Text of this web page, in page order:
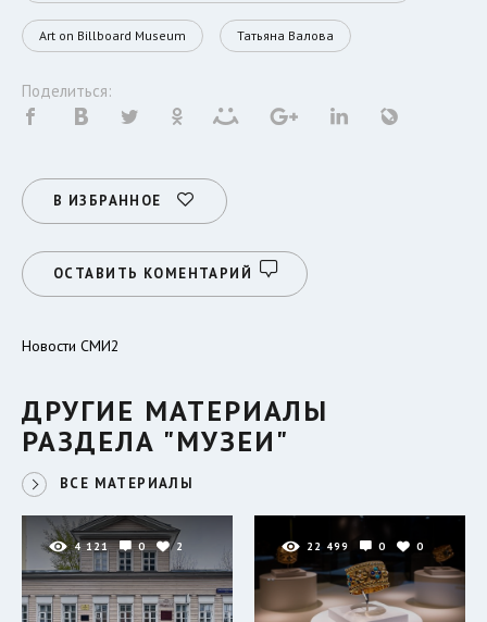
Art on Billboard Museum Татьяна Валова
Поделиться:
В ИЗБРАННОЕ
ОСТАВИТЬ КОМЕНТАРИЙ
Новости СМИ2
ДРУГИЕ МАТЕРИАЛЫ
РАЗДЕЛА "МУЗЕИ"
ВСЕ МАТЕРИАЛЫ
4 121 0 2 22 499 0 0